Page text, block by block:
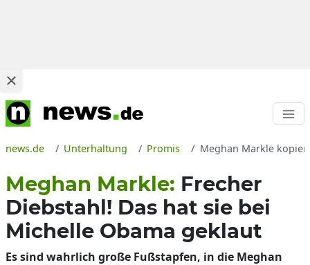
news.de Unterhaltung Promis Meghan Markle
Meghan Markle: Frecher
Diebstahl! Das hat sie bei
Michelle Obama geklaut
Es sind wahrlich große Fußstapfen, in die Meghan